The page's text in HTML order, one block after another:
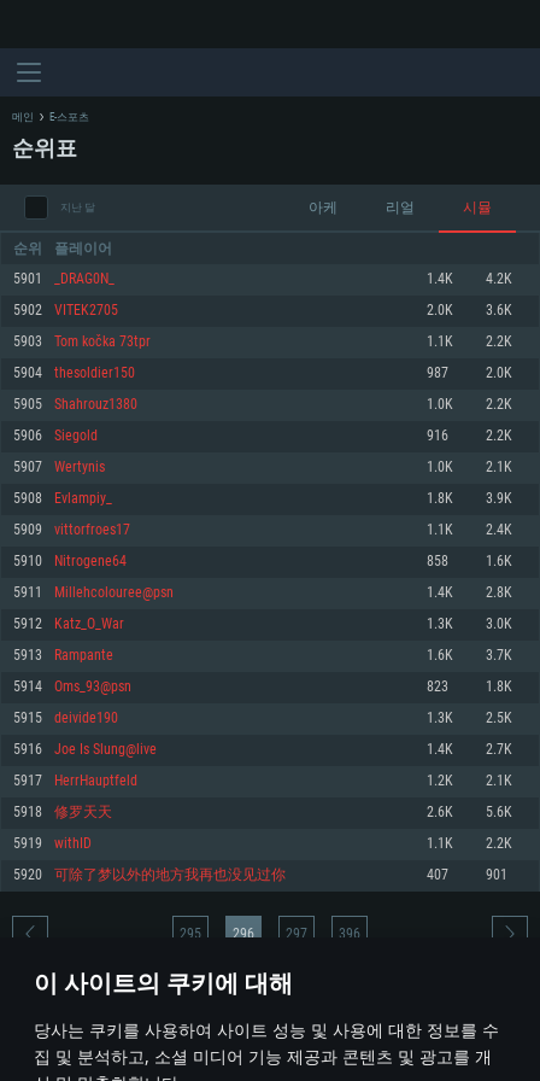
이 사이트의 쿠키에 대해
당사는 쿠키를 사용하여 사이트 성능 및 사용에 대한 정보를 수
집 및 분석하고, 소셜 미디어 기능 제공과 콘텐츠 및 광고를 개
최소사양
운영체제: Windows 10 (64 bit)
프로세서: 2.2 GHz 듀얼코어 이상
메모리: 4GB
그래픽 카드: DirectX 11 이상을 지원하는 AMD Radeon 77XX / NVIDIA
GeForce GT 660. 최소 사양 해상도: 720p
네트워크: 브로드밴드 인터넷
여유 저장 공간: 22.1 GB (최소 클라이언트)
권장 사양
570 혹은 그 이상
여유 저장 공간: 62.2 GB (전체 클라이언트)
최소사양
운영체제: Mac OS Big Sur 11.0
프로세서: 최소 2.2 GHz의 Core i5 (Intel Xeon 은 지원하지 않습니다)
메모리: 6 GB
그래픽 카드: Metal 을 지원하는 Intel Iris Pro 5200 (Mac), 혹은 이와 비슷한 성
능을 가지는 Mac 버전의 AMD/Nvidia. 최소 해상도: 720p
네트워크: 브로드밴드 인터넷
여유 저장 공간: 22.1 GB (최소 클라이언트)
권장 사양
네트워크: 브로드밴드 인터넷
여유 저장 공간: 62.2 GB (전체 클라이언트)
최소사양
운영체제: 64bit Linux 중 최신 버전
프로세서: 2.4 GHz 듀얼코어
메모리: 4 GB
그래픽 카드: Vulkan 을 지원하고, 최신 그래픽 드라이버를 지원하는 NVIDIA
660 (6개월 미만) 혹은 그와 동급의 성능을 가지며 최신 그래픽 드라이버를 지
원하는 AMD (6개월 미만; 최소사양 지원 해상도 720p)
네트워크: 브로드밴드 인터넷
여유 저장 공간: 22.1 GB (최소 클라이언트)
권장 사양
운영체제: Ubuntu 20.04 64bit
프로세서: Intel Core i7
메모리: 16 GB
그래픽 카드: Vulkan 을 지원하고, 최신 그래픽 드라이버를 지원하는 NVIDIA
1060 (6개월 미만) 혹은 그와 동급의 성능을 가지며 최신 그래픽 드라이버를
지원하는 AMD RX 570 (6개월 미만; 최소사양 지원 해상도 720p) 이상
여유 저장 공간: 62.2 GB (전체 클라이언트)
메인 E-스포츠
순위표
지난 달 아케 리얼 시뮬
순위 플레이어
5901 _DRAG0N_ 1.4K 4.2K
5902 VITEK2705 2.0K 3.6K
5903 Tom kočka 73tpr 1.1K 2.2K
5904 thesoldier150 987 2.0K
5905 Shahrouz1380 1.0K 2.2K
5906 Siegold 916 2.2K
5907 Wertynis 1.0K 2.1K
5908 Evlampiy_ 1.8K 3.9K
5909 vittorfroes17 1.1K 2.4K
5910 Nitrogene64 858 1.6K
5911 Millehcolouree@psn 1.4K 2.8K
5912 Katz_O_War 1.3K 3.0K
5913 Rampante 1.6K 3.7K
5914 Oms_93@psn 823 1.8K
5915 deivide190 1.3K 2.5K
5916 Joe Is Slung@live 1.4K 2.7K
5917 HerrHauptfeld 1.2K 2.1K
5918 修罗天天 2.6K 5.6K
5919 withID 1.1K 2.2K
5920 可除了梦以外的地方我再也没见过你 407 901
* 순위표는 매일 1회 갱신됩니다
295 296 297 396